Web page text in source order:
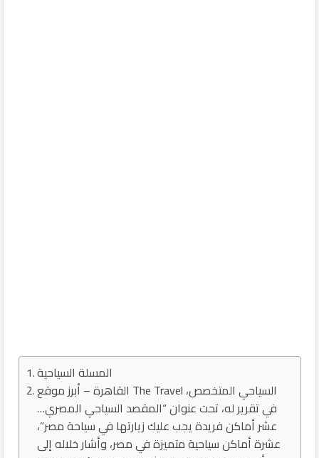
المسلة السياحية
القاهرة – أبرز موقع The Travel السياحي المتخصص،
في تقرير له، تحت عنوان “المقصد السياحي المصري…
عشر أماكن فريدة يجب عليك زيارتها في سياحة مصر”،
عشرة أماكن سياحية متميزة في مصر، وأشار خلاله إلى